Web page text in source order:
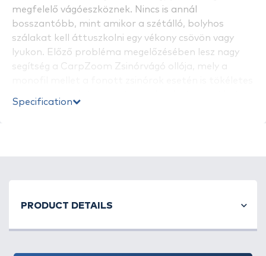
megfelelő vágóeszköznek. Nincs is annál
bosszantóbb, mint amikor a szétálló, bolyhos
szálakat kell áttuszkolni egy vékony csövön vagy
lyukon. Előző probléma megelőzésében lesz nagy
segítség a CarpZoom Zsinórvágó ollója, mely a
szükség esetén az olló éle pillanatok alatt után
Specification
PRODUCT DETAILS